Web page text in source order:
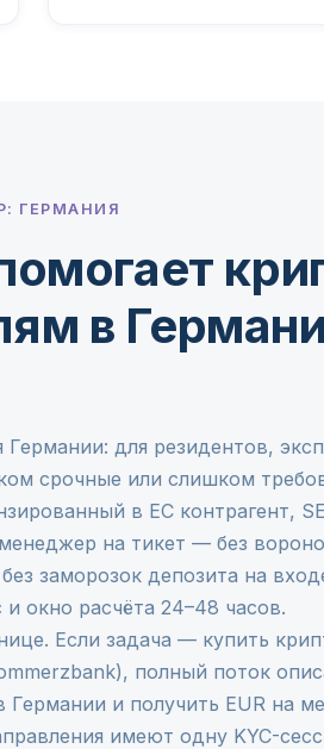
ГЕРМАНИЯ
в
для резидентов,
срочные или слишком
в ЕС контрагент,
на тикет — без
заморозок депозита на
окно расчёта 24–48 часов.
Если задача — купить
полный поток
и получить EUR на
имеют одну KYC-